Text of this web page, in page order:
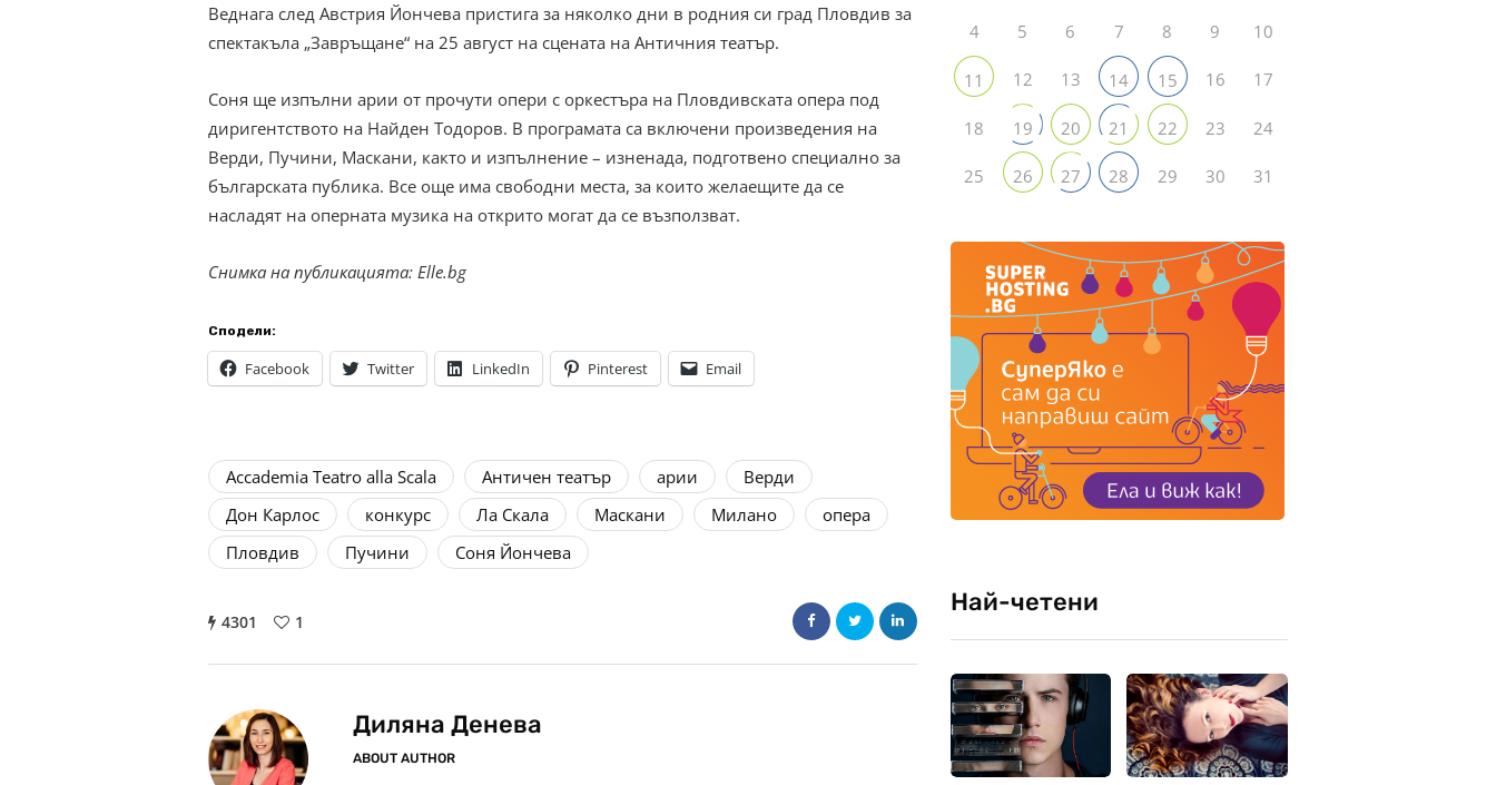
Веднага след Австрия Йончева пристига за няколко дни в родния си град Пловдив за
спектакъла „Завръщане“ на 25 август на сцената на Античния театър.
Соня ще изпълни арии от прочути опери с оркестъра на Пловдивската опера под
диригентството на Найден Тодоров. В програмата са включени произведения на
Верди, Пучини, Маскани, както и изпълнение – изненада, подготвено специално за
българската публика. Все още има свободни места, за които желаещите да се
насладят на оперната музика на открито могат да се възползват.
Снимка на публикацията: Elle.bg
Сподели:
Facebook Twitter LinkedIn Pinterest Email
Accademia Teatro alla Scala Античен театър арии
Верди
Дон Карлос
конкурс Ла Скала Маскани Милано
опера
Пловдив
Пучини Соня Йончева
4301 1
Диляна Денева
ABOUT AUTHOR
4 5 6 7 8 9 10
11 12 13 14 15 16 17
18 19 20 21 22 23 24
25 26 27 28 29 30 31
Най-четени